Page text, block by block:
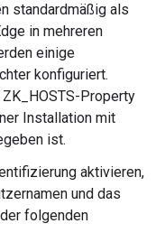
standardmäßig als
in mehreren
einige
konfiguriert.
Property
Installation mit
ist.
aktivieren,
und das
folgenden